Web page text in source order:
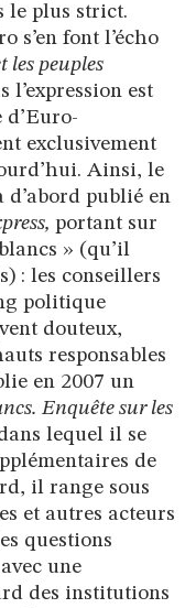
le plus strict.
s’en font l’écho
les peuples
l’expression est
d’Euro-
exclusivement
Ainsi, le
publié en
portant sur
» (qu’il
: les conseillers
politique
douteux,
responsables
en 2007 un
Enquête sur les
lequel il se
de
il range sous
et autres acteurs
questions
une
des institutions